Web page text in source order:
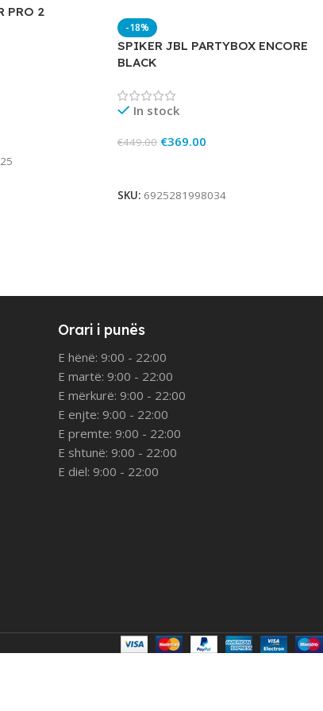
PRO 2
-18%
SPIKER JBL PARTYBOX ENCORE
BLACK
In stock
€449.00 €369.00
SKU: 6925281998034
Orari i punës
E hënë: 9:00 - 22:00
E martë: 9:00 - 22:00
E mërkurë: 9:00 - 22:00
E enjte: 9:00 - 22:00
E premte: 9:00 - 22:00
E shtunë: 9:00 - 22:00
E diel: 9:00 - 22:00